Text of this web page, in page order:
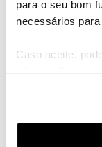
para o seu bom
necessários
Caso aceite,
funcionalidades
funcionalidade)
(cookies de
Bom dia acontece-
em questão e
E não percebo